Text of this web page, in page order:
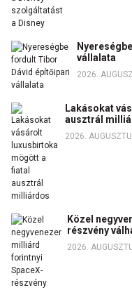
vállalata
2026.
Lakásokat
ausztrál
2026.
Közel
részvény
2026.